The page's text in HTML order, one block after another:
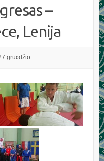
–
Lenija
gruodžio